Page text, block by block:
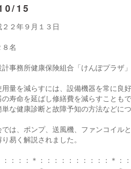
15
２年９月１３日
名
事務所健康保険組合「けんぽプラザ」
量を減らすには、設備機器を常に良
寿命を延ばし修繕費を減らすことも
な健康診断と故障予知の方法などに
は、ポンプ、送風機、ファンコイル
易く解説されました。
：：：：＊：：：：：：：：：：＊：